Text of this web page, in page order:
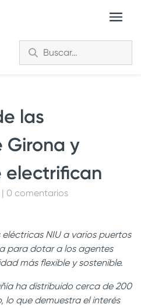
las
Girona y
electrifican
| 0 comentarios
NIU a varios puertos
para dotar a los agentes
más flexible y sostenible.
ha distribuido cerca de 200
lo que demuestra el interés